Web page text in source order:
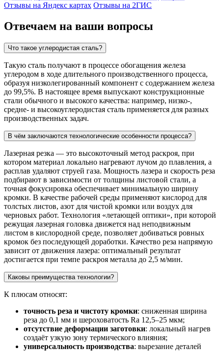
Отзывы на Яндекс картах Отзывы на 2ГИС
Отвечаем на ваши вопросы
Что такое углеродистая сталь?
Такую сталь получают в процессе обогащения железа
углеродом в ходе длительного производственного процесса,
образуя низколегированный компонент с содержанием железа
до 99,5%. В настоящее время выпускают конструкционные
стали обычного и высокого качества: например, низко-,
средне- и высокоуглеродистая сталь применяется для разных
производственных задач.
В чём заключаются технологические особенности процесса?
Лазерная резка — это высокоточный метод раскроя, при
котором материал локально нагревают лучом до плавления, а
расплав удаляют струей газа. Мощность лазера и скорость реза
подбирают в зависимости от толщины листовой стали, а
точная фокусировка обеспечивает минимальную ширину
кромки. В качестве рабочей среды применяют кислород для
толстых листов, азот для чистой кромки или воздух для
черновых работ. Технология «летающей оптики», при которой
режущая лазерная головка движется над неподвижным
листом в кислородной среде, позволяет добиваться ровных
кромок без последующей доработки. Качество реза напрямую
зависит от движения лазера: оптимальный результат
достигается при темпе раскроя металла до 2,5 м/мин.
Каковы преимущества технологии?
К плюсам относят:
точность реза и чистоту кромки: сниженная ширина
реза до 0,1 мм и шероховатость Ra 12,5–25 мкм;
отсутствие деформации заготовки: локальный нагрев
создаёт узкую зону термического влияния;
универсальность производства: вырезание деталей